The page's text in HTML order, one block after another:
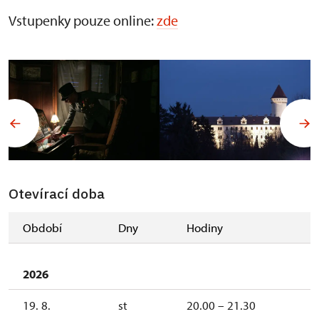
Vstupenky pouze online:zde
Otevírací doba
Období Dny Hodiny
2026
19. 8. st 20.00 – 21.30